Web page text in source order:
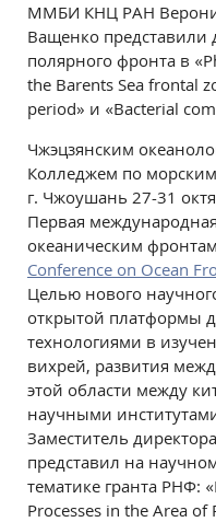
ММБИ КНЦ РАН
Ващенко представили
полярного фронта в
the Barents Sea frontal
period» и «Bacterial
Чжэцзянским
Колледжем по
г. Чжоушань 27-31
Первая
океаническим
Conference on Ocean
Целью нового
открытой платформы
технологиями в
вихрей, развития
этой области между
научными
Заместитель
представил на
тематике гранта РНФ:
Processes in the Area of